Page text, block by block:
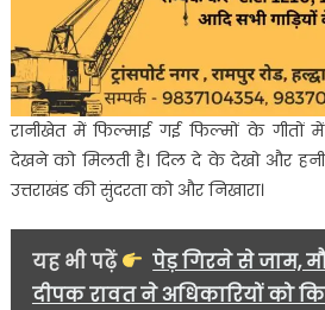
रानीखेत में फिल्माई गई फिल्मों के गीतों
देखने को मिलती है। दिल दे के देखो और
उत्तराखंड की सुंदरता को और निखारा।
यह भी पढ़ें
पेड़ गिरने से जाम,
दीपक रावत ने अधिकारियों को